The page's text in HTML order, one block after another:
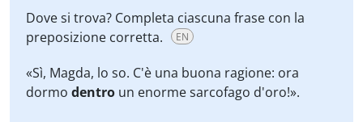
Dove si trova? Completa ciascuna frase con la
preposizione corretta.
EN
«Sì, Magda, lo so. C'è una buona ragione: ora
dormo dentro un enorme sarcofago d'oro!».